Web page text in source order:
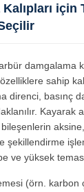
Seçilir
damgalama
sahip
direnci, basınç
Kayarak
şekillendirme
ve yüksek temas
(örn. karbon